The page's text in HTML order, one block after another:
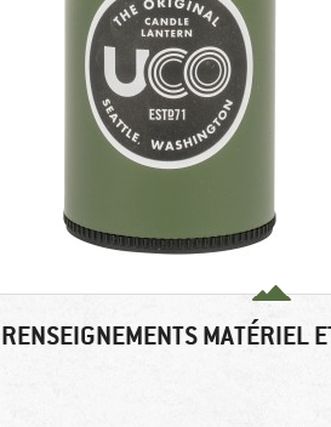
RENSEIGNEMENTS MATÉRIEL